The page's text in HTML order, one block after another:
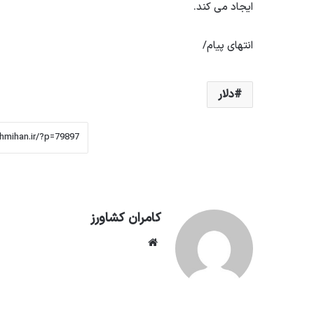
ایجاد می کند.
انتهای پیام/
دلار
کامران کشاورز